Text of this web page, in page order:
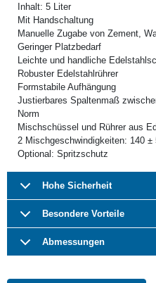
Inhalt: 5 Liter
Mit Handschaltung
Manuelle Zugabe von Zement,
Geringer Platzbedarf
Leichte und handliche
Robuster Edelstahlrührer
Formstabile Aufhängung
Justierbares Spaltenmaß
Norm
Mischschüssel und Rührer aus
2 Mischgeschwindigkeiten: 140
Optional: Spritzschutz
Hohe Sicherheit
Besondere Vorteile
Abmessungen